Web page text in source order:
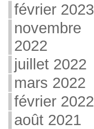
février 2023
novembre
2022
juillet 2022
mars 2022
février 2022
août 2021